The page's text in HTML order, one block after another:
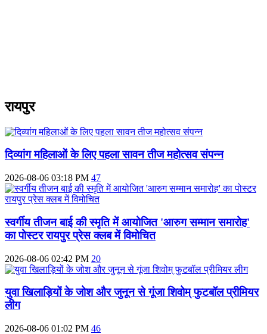
रायपुर
दिव्यांग महिलाओं के लिए पहला सावन तीज महोत्सव संपन्न
2026-08-06 03:18 PM 47
स्वर्गीय तीजन बाई की स्मृति में आयोजित 'आरुग सम्मान समारोह'
का पोस्टर रायपुर प्रेस क्लब में विमोचित
2026-08-06 02:42 PM 20
युवा खिलाड़ियों के जोश और जुनून से गूंजा शिवोम् फुटबॉल प्रीमियर
लीग
2026-08-06 01:02 PM 46